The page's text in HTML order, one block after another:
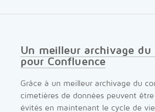
Un meilleur archivage du
pour Confluence
Grâce à un meilleur archivage du
cimetières de données peuvent
évités en maintenant le cycle de